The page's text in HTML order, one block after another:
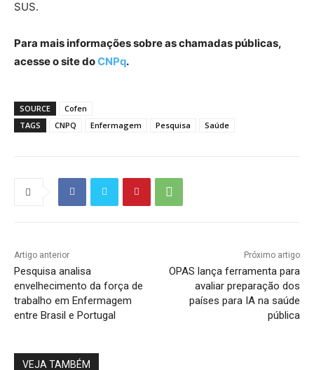
SUS.
Para mais informações sobre as chamadas públicas,
acesse o site doCNPq.
SOURCE
Cofen
TAGS
CNPQ Enfermagem Pesquisa Saúde
Artigo anterior
Pesquisa analisa
envelhecimento da força de
trabalho em Enfermagem
entre Brasil e Portugal
Próximo artigo
OPAS lança ferramenta para
avaliar preparação dos
países para IA na saúde
pública
VEJA TAMBÉM